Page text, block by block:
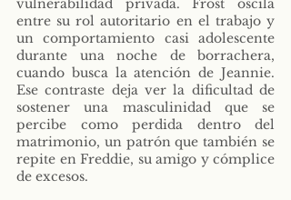
vulnerabilidad privada. Frost oscila
entre su rol autoritario en el trabajo y
un comportamiento casi adolescente
durante una noche de borrachera,
cuando busca la atención de Jeannie.
Ese contraste deja ver la dificultad de
sostener una masculinidad que se
percibe como perdida dentro del
matrimonio, un patrón que también se
repite en Freddie, su amigo y cómplice
de excesos.